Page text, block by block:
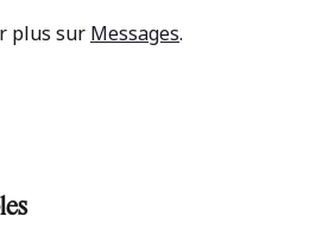
plus sur Messages.